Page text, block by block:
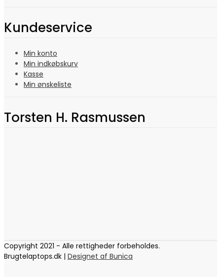
Kundeservice
Min konto
Min indkøbskurv
Kasse
Min ønskeliste
Torsten H. Rasmussen
Copyright 2021 - Alle rettigheder forbeholdes.
Brugtelaptops.dk | Designet af Bunica